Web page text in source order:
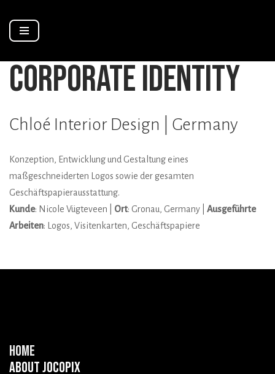
Zum
springen
corporate identity
Chloé Interior Design | Germany
Konzeption, Entwicklung und Gestaltung eines
maßgeschneiderten Logos sowie der gesamten
Geschäftspapierausstattung.
Kunde: Nicole Vügteveen | Ort: Gronau, Germany | Ausgeführte
Arbeiten: Logos, Visitenkarten, Geschäftspapiere
Home
About Jocopix